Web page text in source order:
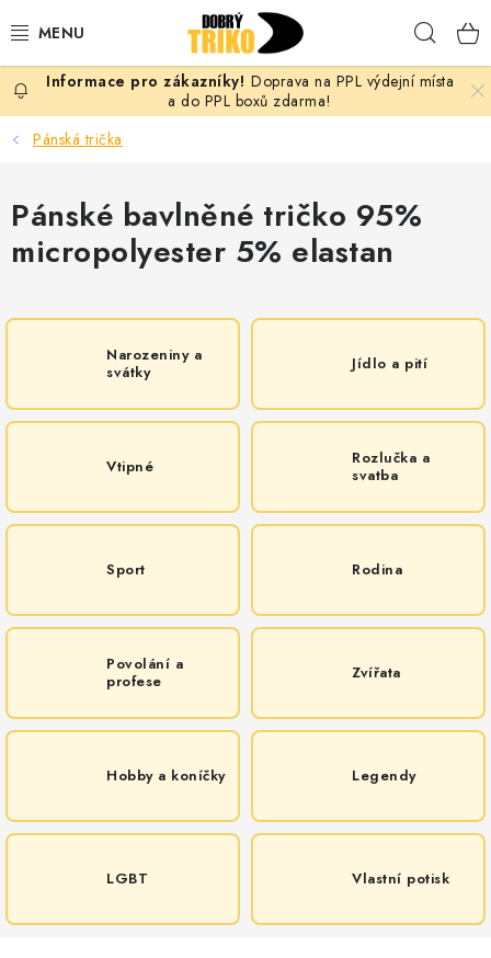
na
PRO ŽENY
PRO MUŽE
PRO DĚTI
DOPLŇKY
PRO PÁRY
VLASTNÍ MOTIV
MÁM SRDCE POMÁHÁM
VÁNOCE
PROVIZNÍ SYSTÉM
O nás Časté otázky
Doprava a platba
Obchodní podmínky
Doprava na PPL výdejní místa
a do PPL boxů zdarma!
Pánská trička
Pánské bavlněné tričko 95%
micropolyester 5% elastan
Narozeniny a
svátky
Jídlo a pití
Vtipné
Rozlučka a
svatba
Sport Rodina
Povolání a
profese
Zvířata
Hobby a koníčky Legendy
LGBT Vlastní potisk